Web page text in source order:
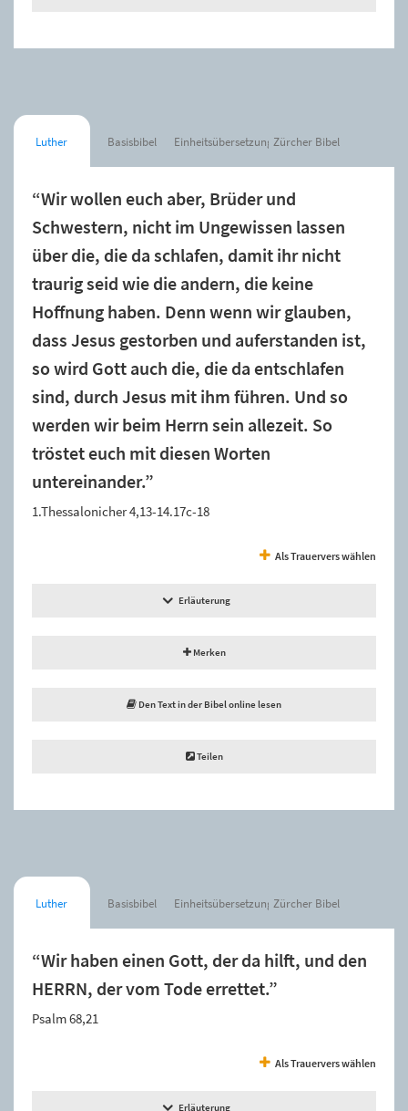
Luther Basisbibel Einheitsübersetzung Zürcher Bibel
“Wir wollen euch aber, Brüder und
Schwestern, nicht im Ungewissen lassen
über die, die da schlafen, damit ihr nicht
traurig seid wie die andern, die keine
Hoffnung haben. Denn wenn wir glauben,
dass Jesus gestorben und auferstanden ist,
so wird Gott auch die, die da entschlafen
sind, durch Jesus mit ihm führen. Und so
werden wir beim Herrn sein allezeit. So
tröstet euch mit diesen Worten
untereinander.”
1.Thessalonicher 4,13-14.17c-18
Als Trauervers wählen
Erläuterung
Merken
Den Text in der Bibel online lesen
Teilen
Luther Basisbibel Einheitsübersetzung Zürcher Bibel
“Wir haben einen Gott, der da hilft, und den
HERRN, der vom Tode errettet.”
Psalm 68,21
Als Trauervers wählen
Erläuterung